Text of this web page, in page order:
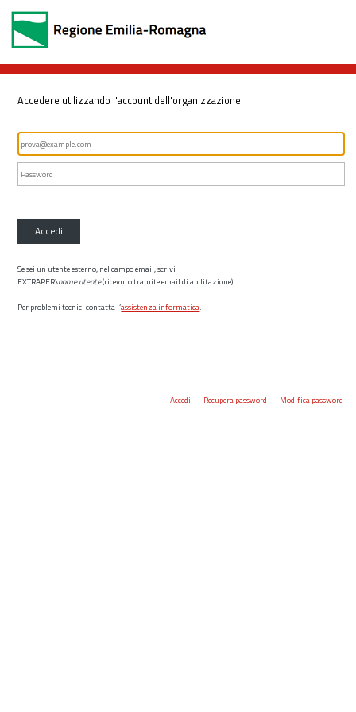
Accedere utilizzando l'account dell'organizzazione
Accedi
Se sei un utente esterno, nel campo email, scrivi
EXTRARER\nome utente(ricevuto tramite email di abilitazione)
Per problemi tecnici contatta l’assistenza informatica.
Accedi Recupera password Modifica password